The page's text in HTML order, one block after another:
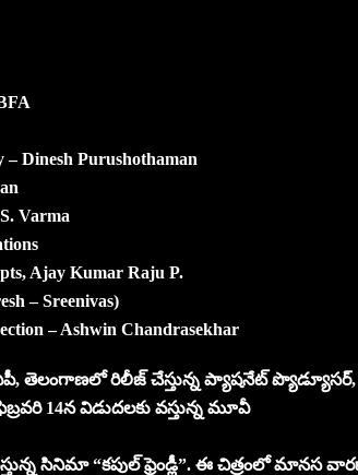
Dinesh Purushothaman
Varma
Ajay Kumar Raju P.
– Sreenivas)
– Ashwin Chandrasekhar
ఏపీ, తెలంగాణలో రిలీజ్ చేస్తున్న ప్యాషనేట్
14న విడుదలకు వస్తున్న మూవీ
సినిమా “కపుల్ ఫ్రెండ్లీ”. ఈ చిత్రంలో మానస